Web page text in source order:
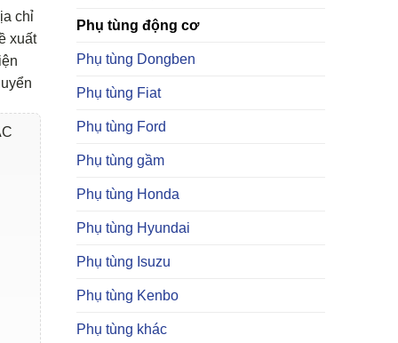
Phụ tùng động cơ
Phụ tùng Dongben
Phụ tùng Fiat
Phụ tùng Ford
Phụ tùng gầm
Phụ tùng Honda
Phụ tùng Hyundai
Phụ tùng Isuzu
Phụ tùng Kenbo
Phụ tùng khác
chỉ
xuất